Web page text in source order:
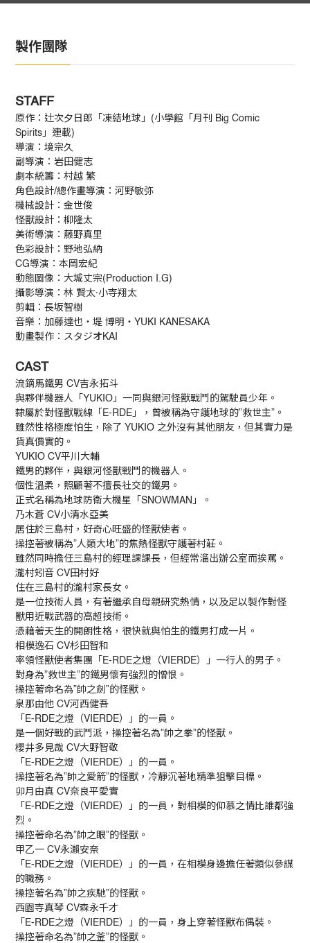
製作團隊
STAFF
原作：辻次夕日郎「凍結地球」(小學館「月刊 Big Comic
Spirits」連載)
導演：境宗久
副導演：岩田健志
劇本統籌：村越 繁
角色設計/總作畫導演：河野敏弥
機械設計：金世俊
怪獸設計：柳隆太
美術導演：藤野真里
色彩設計：野地弘納
CG導演：本岡宏紀
動態圖像：大城丈宗(Production I.G)
攝影導演：林 賢太·小寺翔太
剪輯：長坂智樹
音樂：加藤達也・堤 博明・YUKI KANESAKA
動畫製作：スタジオKAI
CAST
流鏑馬鐵男 CV吉永拓斗
與夥伴機器人「YUKIO」一同與銀河怪獸戰鬥的駕駛員少年。
隸屬於對怪獸戰線「E-RDE」，曾被稱為守護地球的”救世主”。
雖然性格極度怕生，除了 YUKIO 之外沒有其他朋友，但其實力是
貨真價實的。
YUKIO CV平川大輔
鐵男的夥伴，與銀河怪獸戰鬥的機器人。
個性溫柔，照顧著不擅長社交的鐵男。
正式名稱為地球防衛大機星「SNOWMAN」。
乃木蒼 CV小清水亞美
居住於三島村，好奇心旺盛的怪獸使者。
操控著被稱為”人類大地”的焦熱怪獸守護著村莊。
雖然同時擔任三島村的經理課課長，但經常溜出辦公室而挨罵。
瀧村矧音 CV田村好
住在三島村的瀧村家長女。
是一位技術人員，有著繼承自母親研究熱情，以及足以製作對怪
獸用近戰武器的高超技術。
憑藉著天生的開朗性格，很快就與怕生的鐵男打成一片。
相模逸石 CV杉田智和
率領怪獸使者集團「E-RDE之燈（VIERDE）」一行人的男子。
對身為”救世主”的鐵男懷有強烈的憎恨。
操控著命名為”帥之劍”的怪獸。
泉那由他 CV河西健吾
「E-RDE之燈（VIERDE）」的一員。
是一個好戰的武鬥派，操控著名為”帥之拳”的怪獸。
櫻井多見哉 CV大野智敬
「E-RDE之燈（VIERDE）」的一員。
操控著名為”帥之愛箭”的怪獸，冷靜沉著地精準狙擊目標。
卯月由真 CV奈良平愛實
「E-RDE之燈（VIERDE）」的一員，對相模的仰慕之情比誰都強
烈。
操控著命名為”帥之眼”的怪獸。
甲乙一 CV永瀨安奈
「E-RDE之燈（VIERDE）」的一員，在相模身邊擔任著類似參謀
的職務。
操控著名為”帥之疾馳”的怪獸。
西園寺真琴 CV森永千才
「E-RDE之燈（VIERDE）」的一員，身上穿著怪獸布偶裝。
操控著命名為”帥之釜”的怪獸。